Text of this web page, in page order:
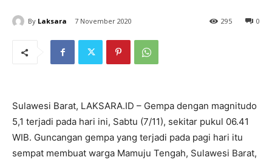
By Laksara 7 November 2020 0
295
Sulawesi Barat, LAKSARA.ID – Gempa dengan magnitudo
5,1 terjadi pada hari ini, Sabtu (7/11), sekitar pukul 06.41
WIB. Guncangan gempa yang terjadi pada pagi hari itu
sempat membuat warga Mamuju Tengah, Sulawesi Barat,